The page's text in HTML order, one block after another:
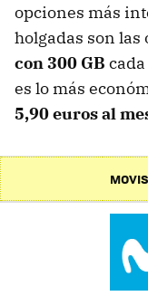
opciones más
holgadas son las
con 300 GB
es lo más
5,90 euros al